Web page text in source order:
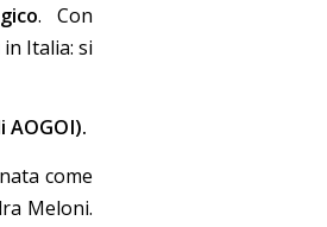
. Con
Italia: si
AOGOI).
come
Meloni.